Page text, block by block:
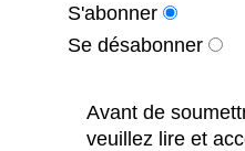
S'abonner
Se désabonner
Avant de
veuillez lire et